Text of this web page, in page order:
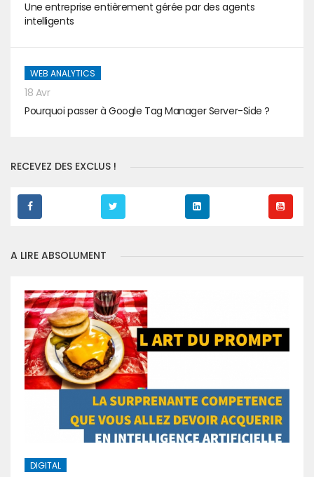
Une entreprise entièrement gérée par des agents
intelligents
WEB ANALYTICS
18 Avr
Pourquoi passer à Google Tag Manager Server-Side ?
RECEVEZ DES EXCLUS !
A LIRE ABSOLUMENT
DIGITAL